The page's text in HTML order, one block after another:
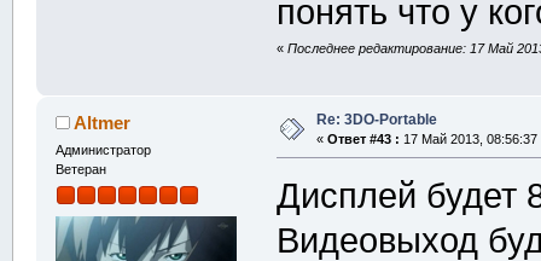
понять что у
«Последнее редактирование: 17 Май
Altmer
Администратор
Ветеран
Re: 3DO-Portable
« Ответ #43 : 17 Май 2013, 08:56:37
Дисплей будет
Видеовыход